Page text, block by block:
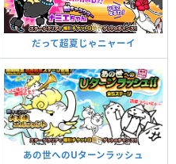
だって超夏じゃニャーイ
あの世へのUターンラッシュ